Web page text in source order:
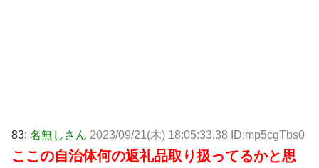
83: 名無しさん 2023/09/21(木) 18:05:33.38 ID:mp5cgTbs0
ここの自治体何の返礼品取り扱ってるかと思